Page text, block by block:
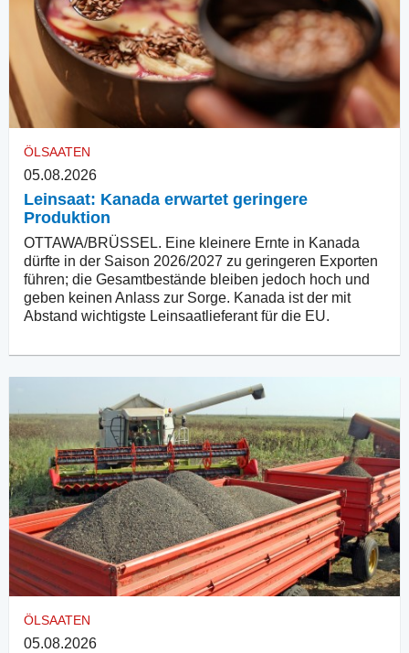
ÖLSAATEN
05.08.2026
Leinsaat: Kanada erwartet geringere
Produktion
OTTAWA/BRÜSSEL. Eine kleinere Ernte in Kanada
dürfte in der Saison 2026/2027 zu geringeren Exporten
führen; die Gesamtbestände bleiben jedoch hoch und
geben keinen Anlass zur Sorge. Kanada ist der mit
Abstand wichtigste Leinsaatlieferant für die EU.
ÖLSAATEN
05.08.2026